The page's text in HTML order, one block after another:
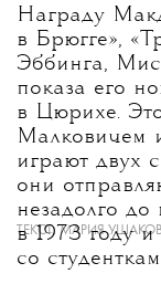
Награду
в Брюгге»,
Эббинга,
показа его
в Цюрихе.
Малковичем
играют двух
они
незадолго
в 1973 году и
со
ТЕКСТ:МАРИЯ